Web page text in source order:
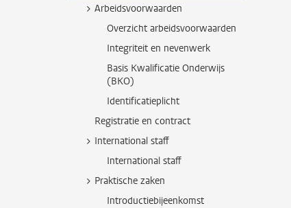
Arbeidsvoorwaarden
Overzicht arbeidsvoorwaarden
Integriteit en nevenwerk
Basis Kwalificatie Onderwijs
(BKO)
Identificatieplicht
Registratie en contract
International staff
International staff
Praktische zaken
Introductiebijeenkomst